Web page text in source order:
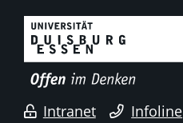
Intranet
Infoline